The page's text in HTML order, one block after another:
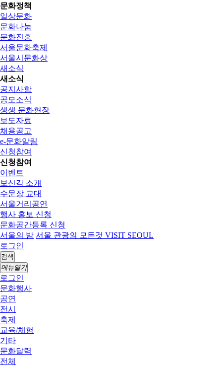
문화정책
일상문화
문화나눔
문화진흥
서울문화축제
서울시문화상
새소식
새소식
공지사항
공모소식
생생 문화현장
보도자료
채용공고
e-문화알림
신청참여
신청참여
이벤트
보신각 소개
수문장 교대
서울거리공연
행사 홍보 신청
문화공간등록 신청
서울의 밤 서울 관광의 모든것 VISIT SEOUL
로그인
검색
메뉴열기
로그인
문화행사
공연
전시
축제
교육/체험
기타
문화달력
전체